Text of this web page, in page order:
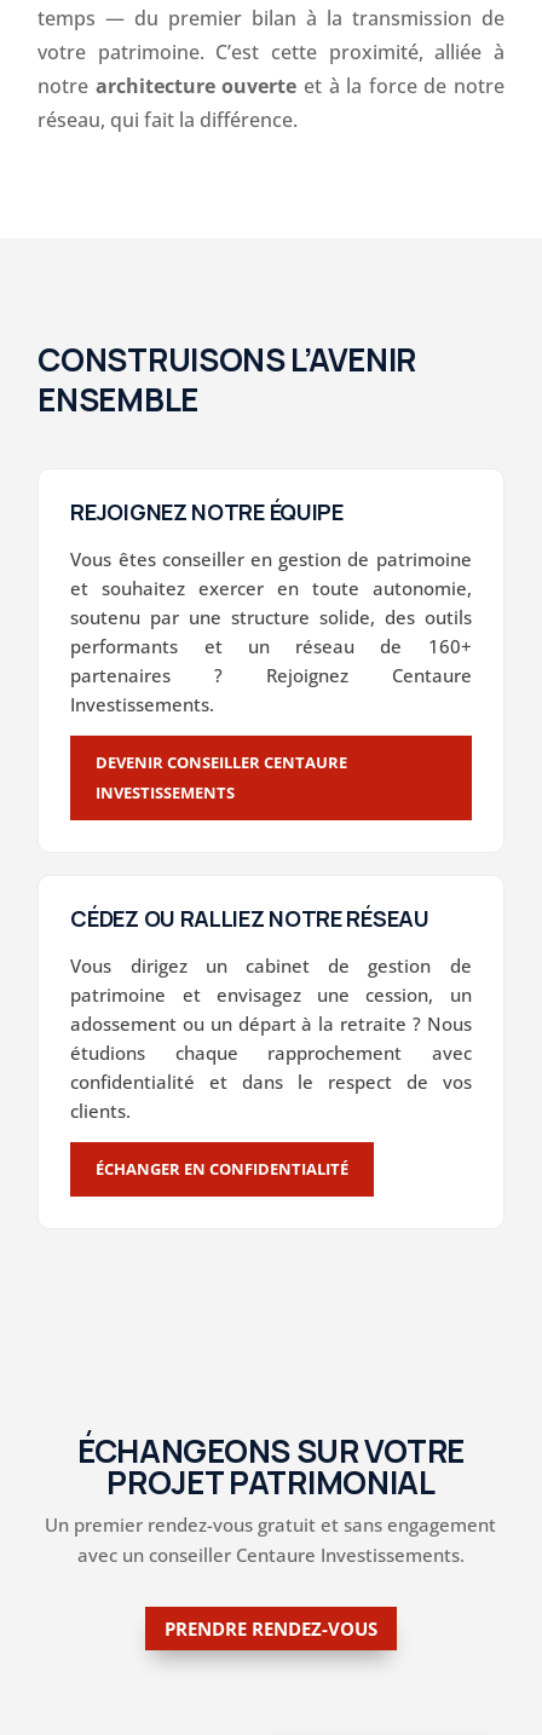
temps — du premier bilan à la transmission de
votre patrimoine. C’est cette proximité, alliée à
notre architecture ouverte et à la force de notre
réseau, qui fait la différence.
CONSTRUISONS L’AVENIR
ENSEMBLE
REJOIGNEZ NOTRE ÉQUIPE
Vous êtes conseiller en gestion de patrimoine
et souhaitez exercer en toute autonomie,
soutenu par une structure solide, des outils
performants et un réseau de 160+
partenaires ? Rejoignez Centaure
Investissements.
DEVENIR CONSEILLER CENTAURE
INVESTISSEMENTS
CÉDEZ OU RALLIEZ NOTRE RÉSEAU
Vous dirigez un cabinet de gestion de
patrimoine et envisagez une cession, un
adossement ou un départ à la retraite ? Nous
étudions chaque rapprochement avec
confidentialité et dans le respect de vos
clients.
ÉCHANGER EN CONFIDENTIALITÉ
ÉCHANGEONS SUR VOTRE
PROJET PATRIMONIAL
Un premier rendez-vous gratuit et sans engagement
avec un conseiller Centaure Investissements.
PRENDRE RENDEZ-VOUS